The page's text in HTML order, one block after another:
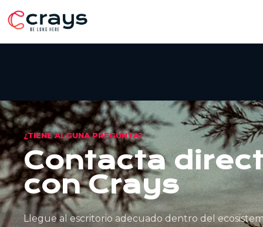
¿TIENE ALGUNA PREGUNTA?
Contacta
con Crays
Llegue al escritorio adecuado dentro del